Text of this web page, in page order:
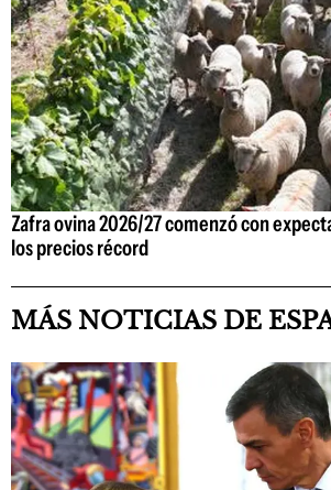
Zafra ovina 2026/27 comenzó con
los precios récord
MÁS NOTICIAS DE